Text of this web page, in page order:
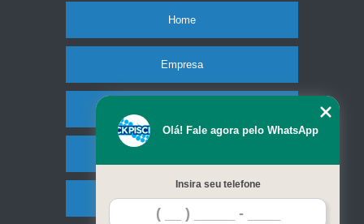
Home
Empresa
Contato
Olá! Fale agora pelo WhatsApp
Insira seu telefone